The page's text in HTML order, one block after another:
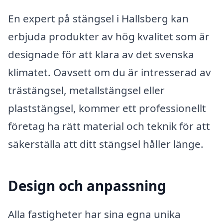
En expert på stängsel i Hallsberg kan
erbjuda produkter av hög kvalitet som är
designade för att klara av det svenska
klimatet. Oavsett om du är intresserad av
trästängsel, metallstängsel eller
plaststängsel, kommer ett professionellt
företag ha rätt material och teknik för att
säkerställa att ditt stängsel håller länge.
Design och anpassning
Alla fastigheter har sina egna unika